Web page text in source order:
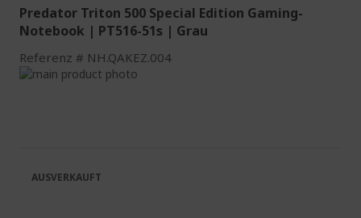
Predator Triton 500 Special Edition Gaming-
Notebook | PT516-51s | Grau
Referenz NH.QAKEZ.004
Zum
AUSVERKAUFT